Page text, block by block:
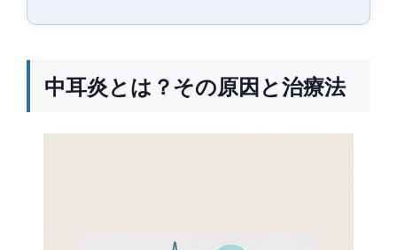
中耳炎とは？その原因と治療法